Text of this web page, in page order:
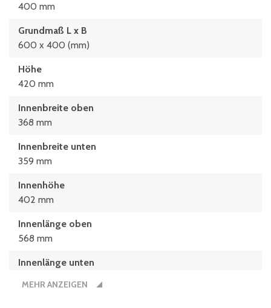
400 mm
Grundmaß L x B
600 x 400 (mm)
Höhe
420 mm
Innenbreite oben
368 mm
Innenbreite unten
359 mm
Innenhöhe
402 mm
Innenlänge oben
568 mm
Innenlänge unten
MEHR ANZEIGEN